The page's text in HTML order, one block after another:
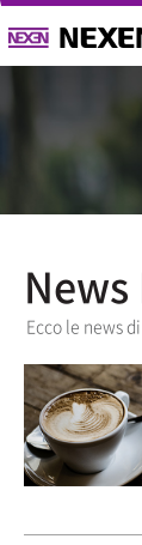
News
Ecco le news